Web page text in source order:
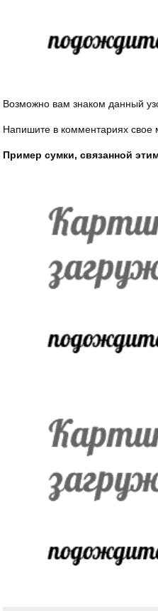
Возможно вам знаком данный
Напишите в комментариях свое
Пример сумки, связанной